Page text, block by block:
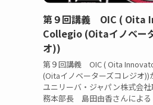
第９回講義 OIC ( Oita
Collegio (Oitaイノベー
オ))
第９回講義 OIC ( Oita
(Oitaイノベーターズコレジオ))
ユニリーバ・ジャパン株式会
務本部長 島田由香さんによる